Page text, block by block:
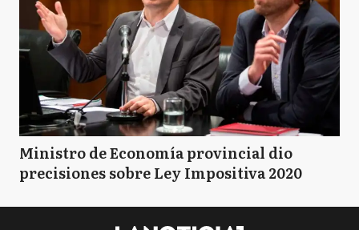
Ministro de Economía provincial dio
precisiones sobre Ley Impositiva 2020